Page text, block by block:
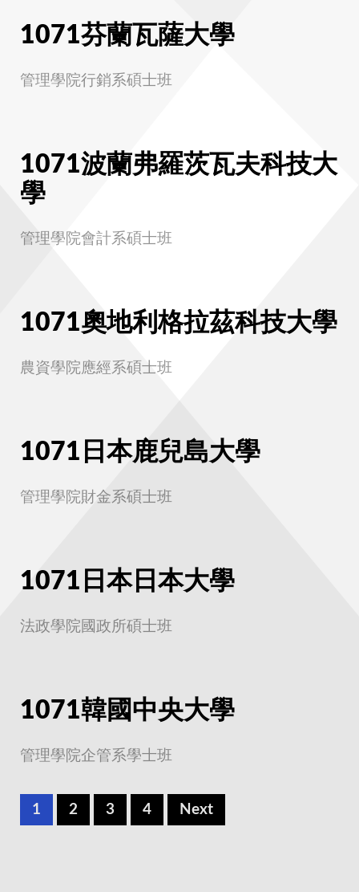
1071芬蘭瓦薩大學
管理學院行銷系碩士班
1071波蘭弗羅茨瓦夫科技大
學
管理學院會計系碩士班
1071奧地利格拉茲科技大學
農資學院應經系碩士班
1071日本鹿兒島大學
管理學院財金系碩士班
1071日本日本大學
法政學院國政所碩士班
1071韓國中央大學
管理學院企管系學士班
1 2 3 4 Next